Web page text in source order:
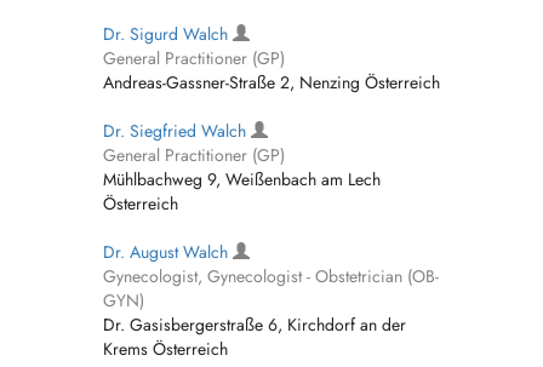
Dr. Sigurd Walch
General Practitioner (GP)
Andreas-Gassner-Straße 2, Nenzing Österreich
Dr. Siegfried Walch
General Practitioner (GP)
Mühlbachweg 9, Weißenbach am Lech
Österreich
Dr. August Walch
Gynecologist, Gynecologist - Obstetrician (OB-
GYN)
Dr. Gasisbergerstraße 6, Kirchdorf an der
Krems Österreich